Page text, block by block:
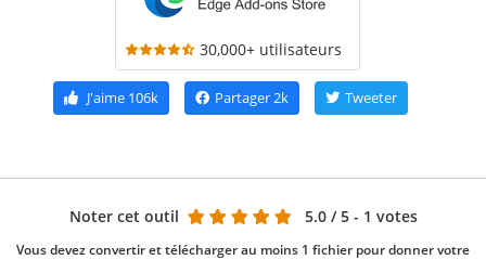
30,000+ utilisateurs
J'aime106k Partager2k Tweeter
Noter cet outil 5.0 / 5 - 1 votes
Vous devez convertir et télécharger au moins 1 fichier pour donner votre